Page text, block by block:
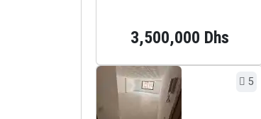
3,500,000 Dhs
5